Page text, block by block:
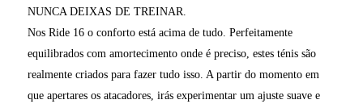
NUNCA DEIXAS DE TREINAR.
Nos Ride 16 o conforto está acima de tudo. Perfeitamente
equilibrados com amortecimento onde é preciso, estes ténis são
realmente criados para fazer tudo isso. A partir do momento em
que apertares os atacadores, irás experimentar um ajuste suave e